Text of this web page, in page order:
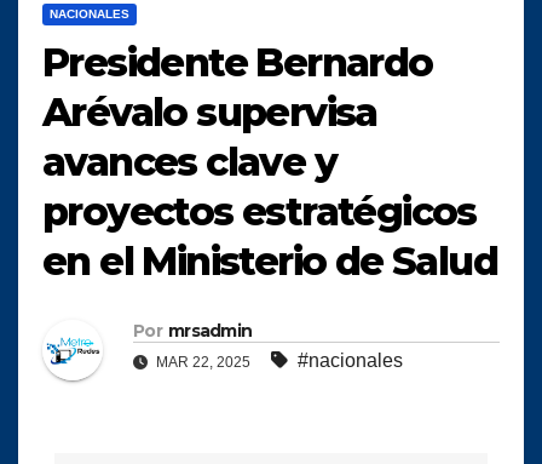
NACIONALES
Presidente Bernardo
Arévalo supervisa
avances clave y
proyectos estratégicos
en el Ministerio de Salud
Por mrsadmin
MAR 22, 2025 #nacionales